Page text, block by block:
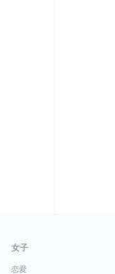
女子
恋愛